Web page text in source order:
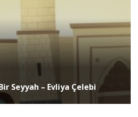
Seyyah – Evliya Çelebi